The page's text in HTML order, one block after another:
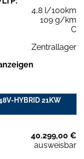
4,8 l/100km
109 g/km
C
Zentrallager
HYBRID 21KW
40.299,00 €
ausweisbar